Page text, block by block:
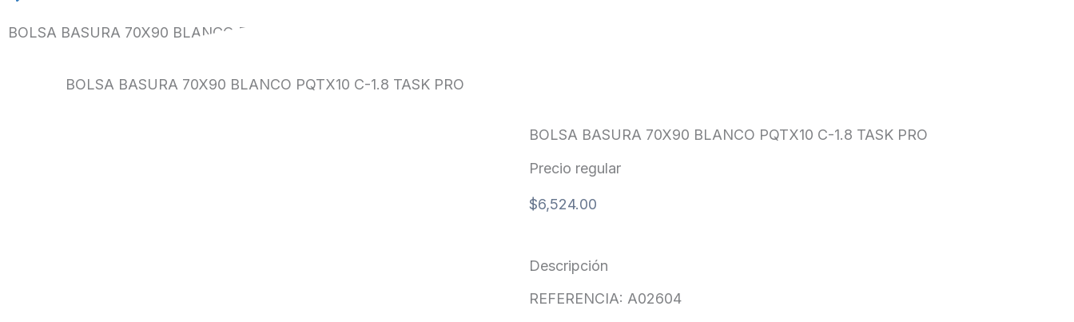
BOLSA BASURA 70X90 BLANCO PQTX10 C-1.8 TASK PRO
BOLSA BASURA 70X90 BLANCO PQTX10 C-1.8 TASK PRO
BOLSA BASURA 70X90 BLANCO PQTX10 C-1.8 TASK PRO
Precio regular
$6,524.00
Descripción
REFERENCIA: A02604